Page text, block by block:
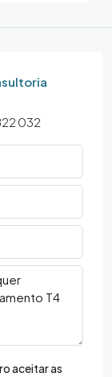
032
aceitar as